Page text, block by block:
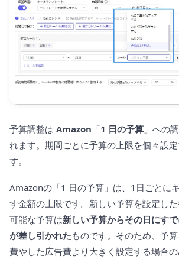
予算調整は Amazon 「1 日の予算 」への
れます。期間ごとに予算の上限を個々設
す。
Amazonの「1 日の予算」は、1日ごとに
す金額の上限です。新しい予算を設定し
可能な予算は新しい予算からその日にす
が差し引かれた ものです。そのため、予
費やした広告費より大きく設定する場合